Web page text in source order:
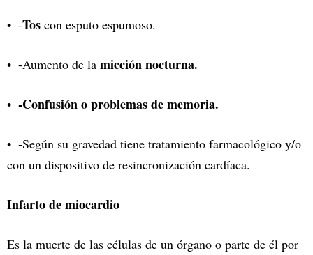
-Tos con esputo espumoso.
-Aumento de la micción nocturna.
-Confusión o problemas de memoria.
-Según su gravedad tiene tratamiento farmacológico y/o
con un dispositivo de resincronización cardíaca.
Infarto de miocardio
Es la muerte de las células de un órgano o parte de él por